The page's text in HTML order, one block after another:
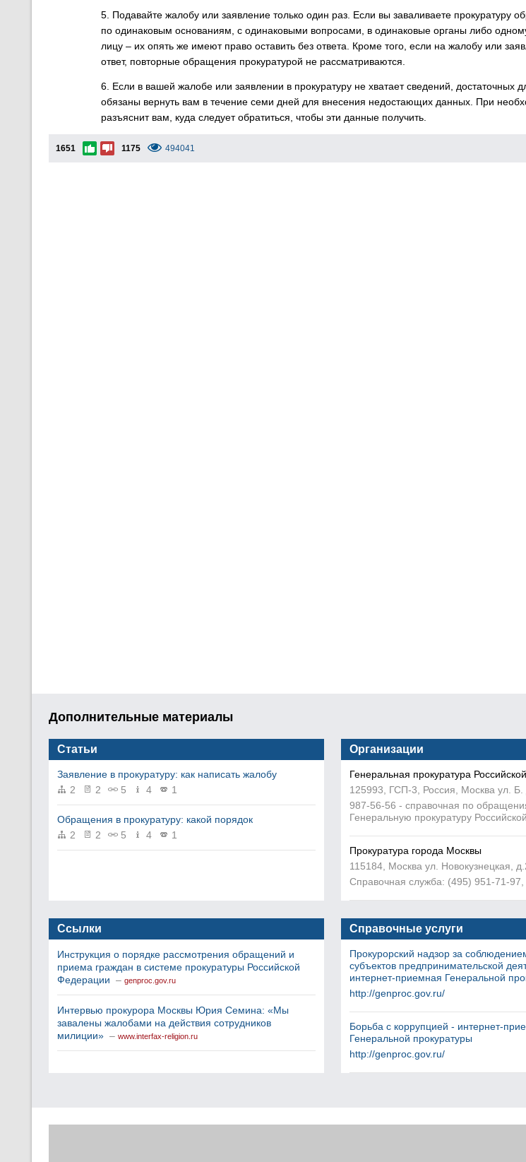
5. Подавайте жалобу или заявление только один раз. Если вы заваливаете прокуратуру
по одинаковым основаниям, с одинаковыми вопросами, в одинаковые органы либо
лицу – их опять же имеют право оставить без ответа. Кроме того, если на жалобу или
ответ, повторные обращения прокуратурой не рассматриваются.
6. Если в вашей жалобе или заявлении в прокуратуру не хватает сведений, достаточных
обязаны вернуть вам в течение семи дней для внесения недостающих данных. При
разъяснит вам, куда следует обратиться, чтобы эти данные получить.
1651 1175 494041
Дополнительные материалы
Статьи
Заявление в прокуратуру: как написать жалобу
2
2 5 4 1
Обращения в прокуратуру: какой порядок
2
2 5 4 1
Организации
Генеральная прокуратура
125993, ГСП-3, Россия, Москва ул. Б.
987-56-56 - справочная по
Генеральную прокуратуру
Прокуратура города Москвы
115184, Москва ул. Новокузнецкая,
Справочная служба: (495) 951-71-
Ссылки
Инструкция о порядке рассмотрения обращений и
приема граждан в системе прокуратуры Российской
Федерации – genproc.gov.ru
Интервью прокурора Москвы Юрия Семина: «Мы
завалены жалобами на действия сотрудников
милиции» – www.interfax-religion.ru
Справочные услуги
Прокурорский надзор за
субъектов предпринимательской
интернет-приемная Генеральной
http://genproc.gov.ru/
Борьба с коррупцией - интернет-
Генеральной прокуратуры
http://genproc.gov.ru/